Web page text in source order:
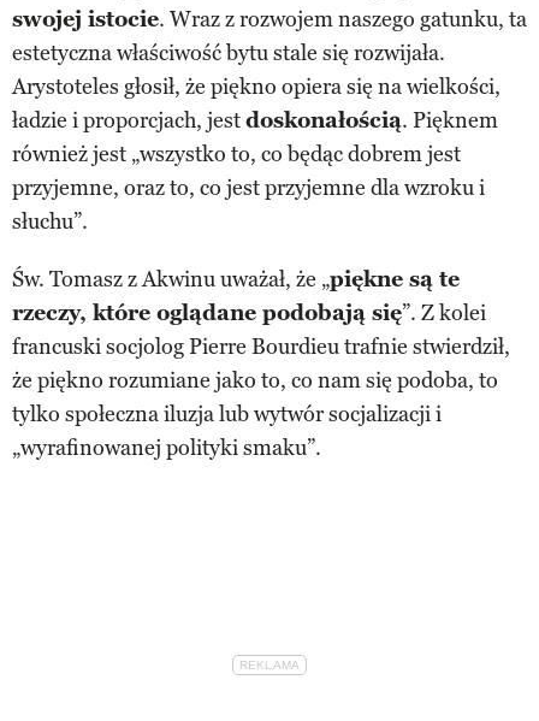
swojej istocie. Wraz z rozwojem naszego gatunku, ta
estetyczna właściwość bytu stale się rozwijała.
Arystoteles głosił, że piękno opiera się na wielkości,
ładzie i proporcjach, jestdoskonałością. Pięknem
również jest „wszystko to, co będąc dobrem jest
przyjemne, oraz to, co jest przyjemne dla wzroku i
słuchu”.
Św. Tomasz z Akwinu uważał, że „piękne są te
rzeczy, które oglądane podobają się”. Z kolei
francuski socjolog Pierre Bourdieu trafnie stwierdził,
że piękno rozumiane jako to, co nam się podoba, to
tylko społeczna iluzja lub wytwór socjalizacji i
„wyrafinowanej polityki smaku”.